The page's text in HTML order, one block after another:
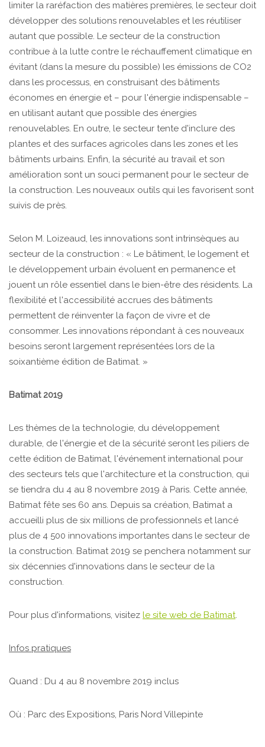
limiter la raréfaction des matières premières, le secteur doit
développer des solutions renouvelables et les réutiliser
autant que possible. Le secteur de la construction
contribue à la lutte contre le réchauffement climatique en
évitant (dans la mesure du possible) les émissions de CO2
dans les processus, en construisant des bâtiments
économes en énergie et – pour l'énergie indispensable –
en utilisant autant que possible des énergies
renouvelables. En outre, le secteur tente d'inclure des
plantes et des surfaces agricoles dans les zones et les
bâtiments urbains. Enfin, la sécurité au travail et son
amélioration sont un souci permanent pour le secteur de
la construction. Les nouveaux outils qui les favorisent sont
suivis de près.
Selon M. Loizeaud, les innovations sont intrinsèques au
secteur de la construction : « Le bâtiment, le logement et
le développement urbain évoluent en permanence et
jouent un rôle essentiel dans le bien-être des résidents. La
flexibilité et l'accessibilité accrues des bâtiments
permettent de réinventer la façon de vivre et de
consommer. Les innovations répondant à ces nouveaux
besoins seront largement représentées lors de la
soixantième édition de Batimat. »
Batimat 2019
Les thèmes de la technologie, du développement
durable, de l'énergie et de la sécurité seront les piliers de
cette édition de Batimat, l'événement international pour
des secteurs tels que l'architecture et la construction, qui
se tiendra du 4 au 8 novembre 2019 à Paris. Cette année,
Batimat fête ses 60 ans. Depuis sa création, Batimat a
accueilli plus de six millions de professionnels et lancé
plus de 4 500 innovations importantes dans le secteur de
la construction. Batimat 2019 se penchera notamment sur
six décennies d'innovations dans le secteur de la
construction.
Pour plus d'informations, visitez le site web de Batimat.
Infos pratiques
Quand : Du 4 au 8 novembre 2019 inclus
Où : Parc des Expositions, Paris Nord Villepinte